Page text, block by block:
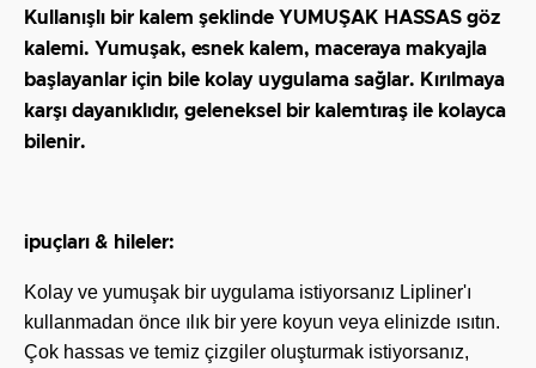
Kullanışlı bir kalem şeklinde YUMUŞAK HASSAS göz
kalemi. Yumuşak, esnek kalem, maceraya makyajla
başlayanlar için bile kolay uygulama sağlar. Kırılmaya
karşı dayanıklıdır, geleneksel bir kalemtıraş ile kolayca
bilenir.
ipuçları & hileler:
Kolay ve yumuşak bir uygulama istiyorsanız Lipliner'ı
kullanmadan önce ılık bir yere koyun veya elinizde ısıtın.
Çok hassas ve temiz çizgiler oluşturmak istiyorsanız,